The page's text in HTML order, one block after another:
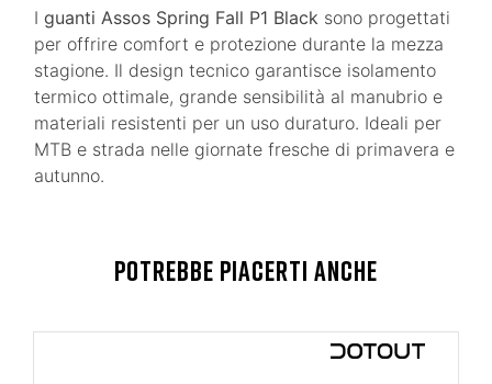
I guanti Assos Spring Fall P1 Black sono progettati
per offrire comfort e protezione durante la mezza
stagione. Il design tecnico garantisce isolamento
termico ottimale, grande sensibilità al manubrio e
materiali resistenti per un uso duraturo. Ideali per
MTB e strada nelle giornate fresche di primavera e
autunno.
POTREBBE PIACERTI ANCHE